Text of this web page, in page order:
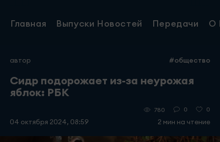
Главная Выпуски Новостей Передачи О
автор #общество
Сидр подорожает из-за неурожая
яблок: РБК
04 октября 2024, 08:59
780 0 0
2 мин на чтение